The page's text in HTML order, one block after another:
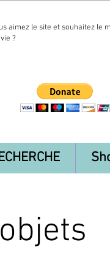
aimez le site et souhaitez le
?